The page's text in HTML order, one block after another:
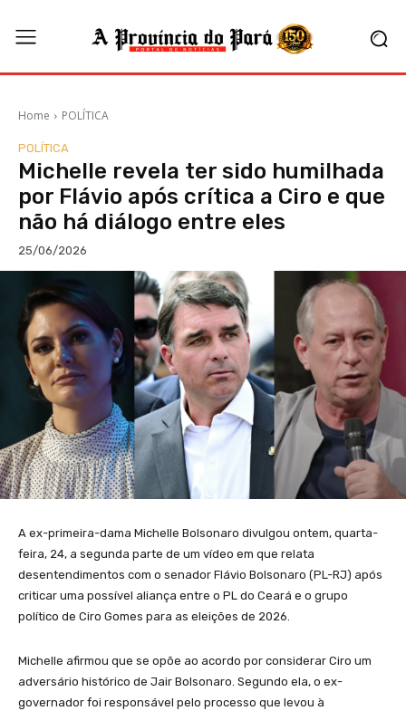
Home POLÍTICA
POLÍTICA
Michelle revela ter sido humilhada
por Flávio após crítica a Ciro e que
não há diálogo entre eles
25/06/2026
A ex-primeira-dama Michelle Bolsonaro divulgou ontem, quarta-
feira, 24, a segunda parte de um vídeo em que relata
desentendimentos com o senador Flávio Bolsonaro (PL-RJ) após
criticar uma possível aliança entre o PL do Ceará e o grupo
político de Ciro Gomes para as eleições de 2026.
Michelle afirmou que se opõe ao acordo por considerar Ciro um
adversário histórico de Jair Bolsonaro. Segundo ela, o ex-
governador foi responsável pelo processo que levou à